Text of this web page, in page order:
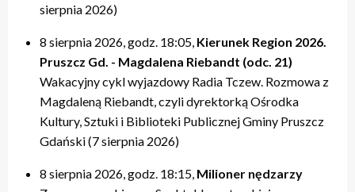
sierpnia 2026)
8 sierpnia 2026, godz. 18:05, Kierunek Region 2026.
Pruszcz Gd. - Magdalena Riebandt (odc. 21)
Wakacyjny cykl wyjazdowy Radia Tczew. Rozmowa z
Magdaleną Riebandt, czyli dyrektorką Ośrodka
Kultury, Sztuki i Biblioteki Publicznej Gminy Pruszcz
Gdański (7 sierpnia 2026)
8 sierpnia 2026, godz. 18:15, Milioner nędzarzy